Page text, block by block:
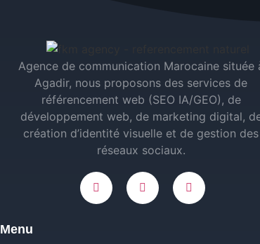
Agence de communication Marocaine située
Agadir, nous proposons des services de
référencement web (SEO IA/GEO), de
développement web, de marketing digital,
création d’identité visuelle et de gestion des
réseaux sociaux.
Menu